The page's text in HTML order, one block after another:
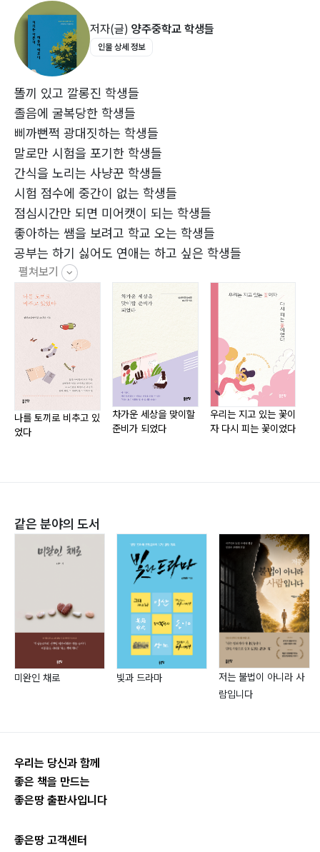
축구 100% | 김도건26
여름 축구 | 이지원27
드림 시커 | 피서욱29
당신의 꿈은 무엇인가요 | 송윤서30
또 다른 세계, 소설 | 장유원31
친구 | 차현빈33
시간 | 윤지욱34
언젠가, 가끔은 | 김나연35
우리 아빠는 | 공은비37
종이학 | 김혜원39
운동 | 송원준40
달리기 | 이서진41
나의 시간 | 남지우42
태양처럼 빛나는 사람 | 강민권43
사계절 | 남한결44
겨루기 | 김원진45
시간은 금 | 김시흔47
나의 꿈 | 이준희48
먹고 싶은 고기 | 윤서율49
축구는 음악 | 최현우50
친구란? | 정우겸51
진정한 축구선수의 인생 | 시먼강현52
누나 | 류호진58
꿈과 희망 | 이태규59
축구는 사랑이다 | 원별60
내 인생의 전부 | 김현일61
시끄러운 학교 | 백한비62
꿈들 | 김수찬63
내 친구 | 이정후64
마음씨 | 김도연65
공은 둥글다 | 신준영70
나의 모든 걱정 | 공민서71
내가 좋아하는 모든 것 | 박찬빈73
저자(글) 양주중학교 학생들
인물 상세 정보
똘끼 있고 깔롱진 학생들
졸음에 굴복당한 학생들
삐까뻔쩍 광대짓하는 학생들
말로만 시험을 포기한 학생들
간식을 노리는 사냥꾼 학생들
시험 점수에 중간이 없는 학생들
점심시간만 되면 미어캣이 되는 학생들
좋아하는 쌤을 보려고 학교 오는 학생들
공부는 하기 싫어도 연애는 하고 싶은 학생들
선생님 혈압 올리기도 1등, 선생님 웃게 만들기도 1등인
학생들
서로의 까만 눈을 바라보는 학생들
밤에도 멀리서 밝게 빛나는 학생들
자기만의 미래를 색칠해 가는 학생들
개성이 넘치다 못해 흘러내리는 학생들
별처럼 제각각 떨어져 있지만 크게 보면 천체인 학생들
펼쳐보기
나를 토끼로 비추고 있
었다
차가운 세상을 맞이할
준비가 되었다
우리는 지고 있는 꽃이
자 다시 피는 꽃이었다
같은 분야의 도서
미완인 채로 빛과 드라마
저는 불법이 아니라 사
람입니다
우리는 당신과 함께
좋은 책을 만드는
좋은땅 출판사입니다
좋은땅 고객센터